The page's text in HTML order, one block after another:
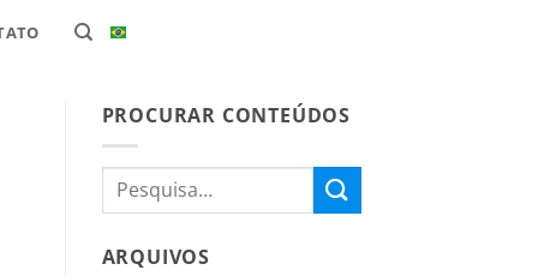
PROCURAR CONTEÚDOS
ARQUIVOS